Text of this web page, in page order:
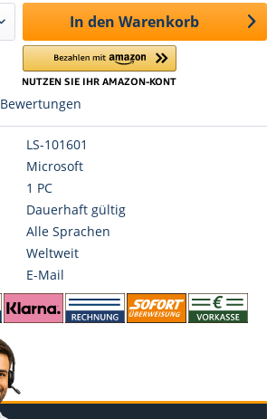
In den Warenkorb
Bewertungen
LS-101601
Microsoft
1 PC
Dauerhaft gültig
Alle Sprachen
Weltweit
E-Mail